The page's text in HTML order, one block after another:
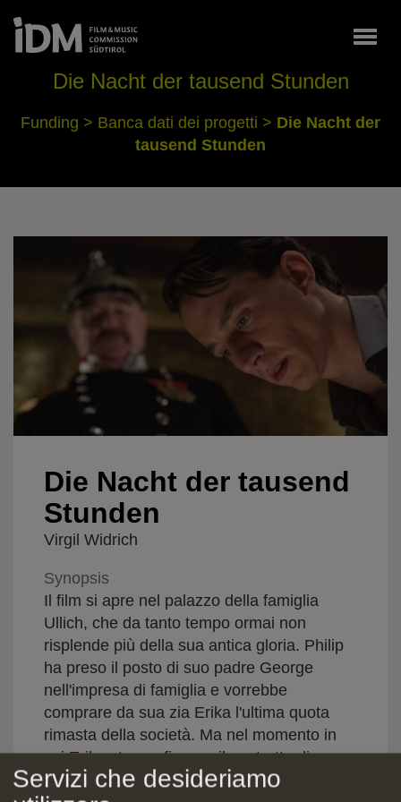
Die Nacht der tausend Stunden
Funding > Banca dati dei progetti > Die Nacht der
tausend Stunden
Die Nacht der tausend
Stunden
Virgil Widrich
Synopsis
Il film si apre nel palazzo della famiglia
Ullich, che da tanto tempo ormai non
risplende più della sua antica gloria. Philip
ha preso il posto di suo padre George
nell'impresa di famiglia e vorrebbe
comprare da sua zia Erika l'ultima quota
rimasta della società. Ma nel momento in
cui Erika sta per firmare il contratto di
acquisto, collassa e muore nella sala
Servizi che desideriamo